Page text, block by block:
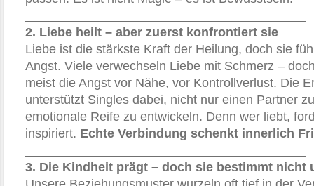
2. Liebe heilt – aber zuerst konfrontiert sie
Liebe ist die stärkste Kraft der Heilung, doch sie
Angst. Viele verwechseln Liebe mit Schmerz –
meist die Angst vor Nähe, vor Kontrollverlust. Die
unterstützt Singles dabei, nicht nur einen Partner
emotionale Reife zu entwickeln. Denn wer liebt,
inspiriert. Echte Verbindung schenkt innerlich
3. Die Kindheit prägt – doch sie bestimmt nicht